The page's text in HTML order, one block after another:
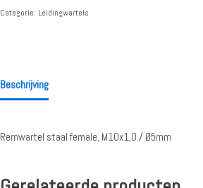
Categorie: Leidingwartels
Beschrijving
Remwartel staal female, M10x1,0 / Ø5mm